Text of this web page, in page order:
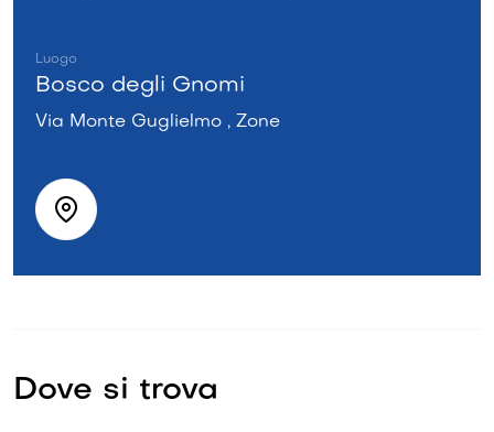
Luogo
Bosco degli Gnomi
Via Monte Guglielmo , Zone
Dove si trova